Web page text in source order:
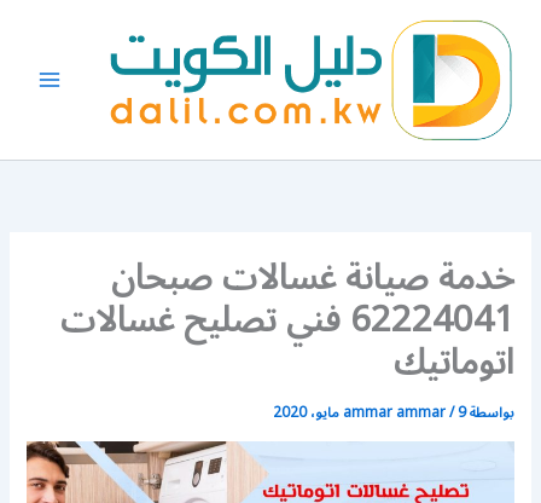
المحتوى
خدمة صيانة غسالات صبحان
62224041 فني تصليح غسالات
اتوماتيك
بواسطة ammar ammar/9 مايو، 2020